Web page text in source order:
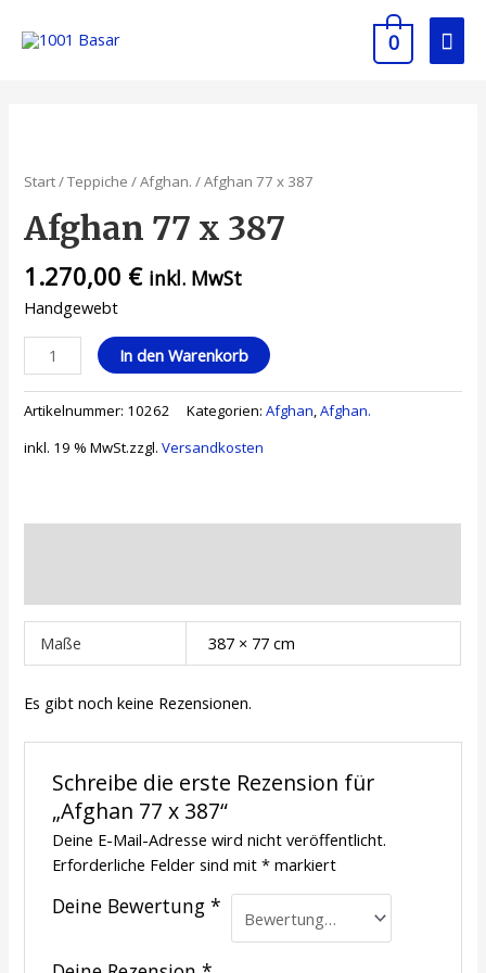
0
Start/Teppiche /Afghan. / Afghan 77 x 387
Afghan 77 x 387
1.270,00 € inkl. MwSt
Handgewebt
In den Warenkorb
Artikelnummer: 10262 Kategorien:Afghan,Afghan.
inkl. 19 % MwSt.zzgl.Versandkosten
Maße 387 × 77 cm
Es gibt noch keine Rezensionen.
Schreibe die erste Rezension für
„Afghan 77 x 387“
Deine E-Mail-Adresse wird nicht veröffentlicht.
Erforderliche Felder sind mit *markiert
Deine Bewertung *